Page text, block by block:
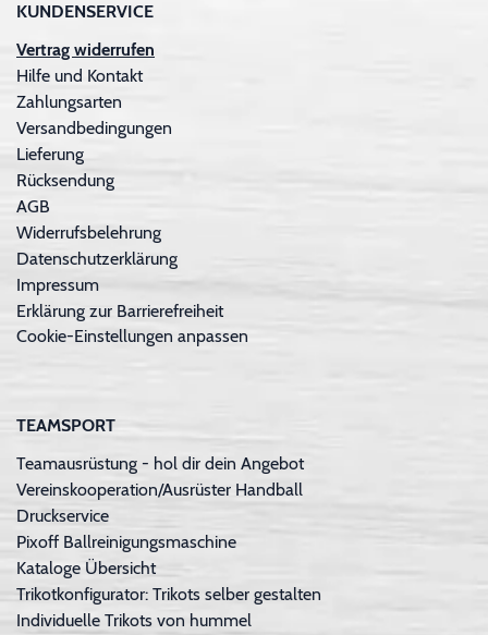
KUNDENSERVICE
Vertrag widerrufen
Hilfe und Kontakt
Zahlungsarten
Versandbedingungen
Lieferung
Rücksendung
AGB
Widerrufsbelehrung
Datenschutzerklärung
Impressum
Erklärung zur Barrierefreiheit
Cookie-Einstellungen anpassen
TEAMSPORT
Teamausrüstung - hol dir dein Angebot
Vereinskooperation/Ausrüster Handball
Druckservice
Pixoff Ballreinigungsmaschine
Kataloge Übersicht
Trikotkonfigurator: Trikots selber gestalten
Individuelle Trikots von hummel